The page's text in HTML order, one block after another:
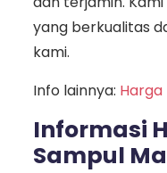
yang berkualitas
kami.
Info lainnya:
Informasi
Sampul